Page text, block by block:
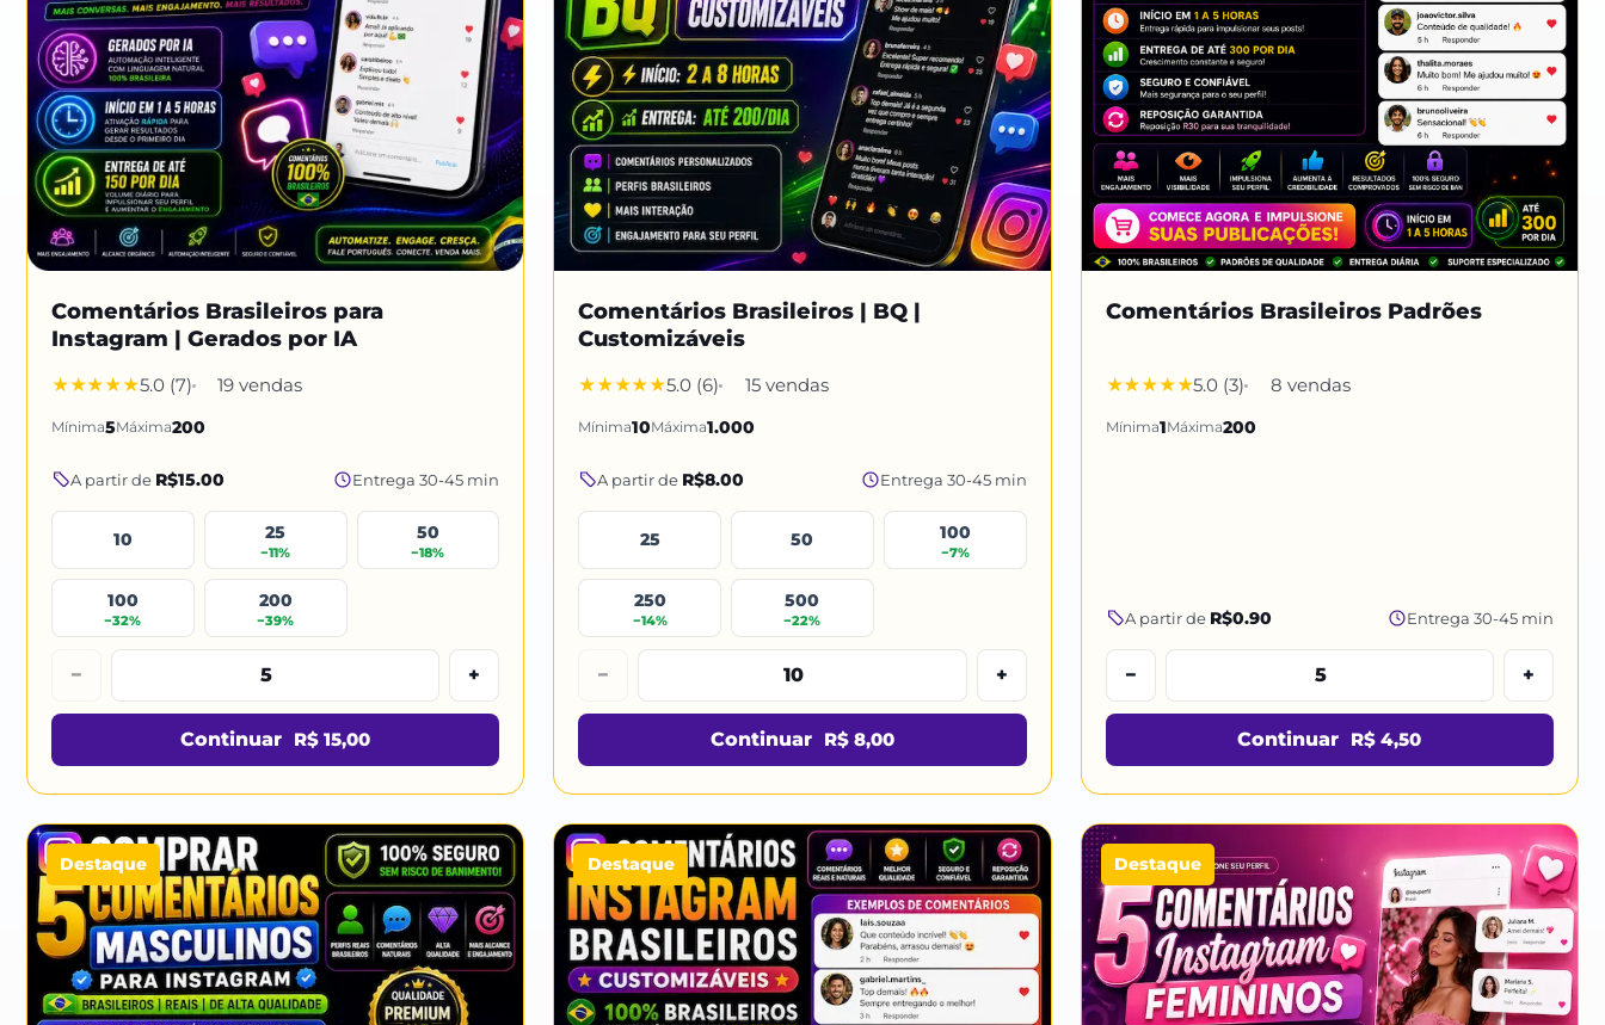
Comentários Brasileiros para
Instagram | Gerados por IA
5.0 (7) 19 vendas
Mínima5Máxima200
A partir de R$15.00 Entrega 30-45 min
10 25
−11%
50
−18%
100
−32%
200
−39%
− +
Continuar R$ 15,00
Comentários Brasileiros | BQ |
Customizáveis
5.0 (6) 15 vendas
Mínima10Máxima1.000
A partir de R$8.00 Entrega 30-45 min
25 50 100
−7%
250
−14%
500
−22%
− +
Continuar R$ 8,00
Comentários Brasileiros Padrões
5.0 (3) 8 vendas
Mínima1Máxima200
A partir de R$0.90 Entrega 30-45 min
− +
Continuar R$ 4,50
Destaque Destaque Destaque